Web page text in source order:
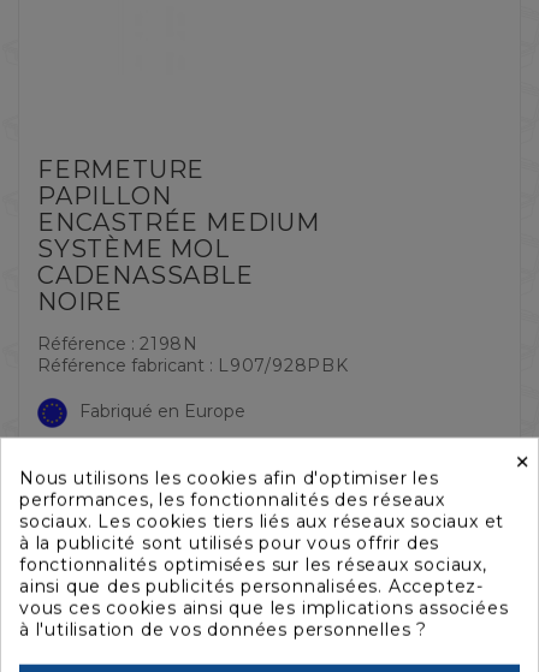
FERMETURE
PAPILLON
ENCASTRÉE MEDIUM
SYSTÈME MOL
CADENASSABLE
NOIRE
Référence : 2198N
Référence fabricant : L907/928PBK
Fabriqué en Europe
17,26 € 23,02 € TTC
Rupture de stock temporaire,contactez notre
service commercialpour obtenir un délai.
QUANTITÉ :
×
Nous utilisons les cookies afin d'optimiser les
performances, les fonctionnalités des réseaux
sociaux. Les cookies tiers liés aux réseaux sociaux et
à la publicité sont utilisés pour vous offrir des
fonctionnalités optimisées sur les réseaux sociaux,
ainsi que des publicités personnalisées. Acceptez-
vous ces cookies ainsi que les implications associées
à l'utilisation de vos données personnelles ?